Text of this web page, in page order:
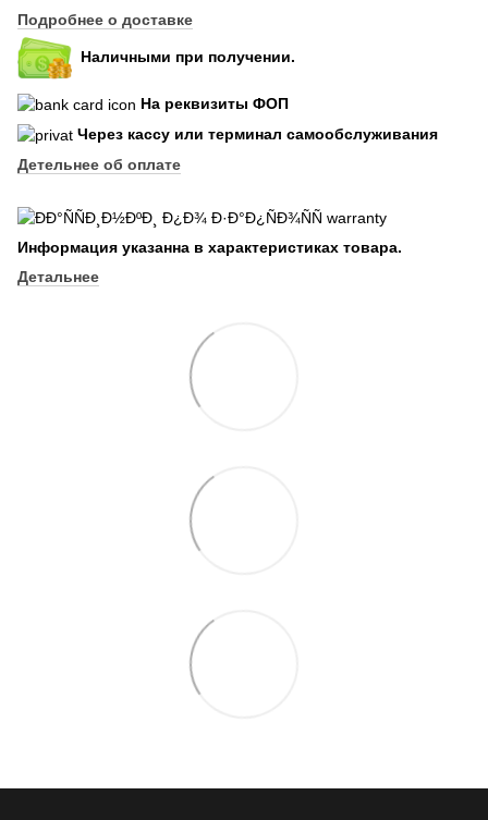
Подробнее о доставке
Наличными при получении.
На реквизиты ФОП
Через кассу или терминал самообслуживания
Детельнее об оплате
Информация указанна в характеристиках товара.
Детальнее